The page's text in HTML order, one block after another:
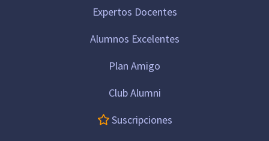
Expertos Docentes
Alumnos Excelentes
Plan Amigo
Club Alumni
Suscripciones